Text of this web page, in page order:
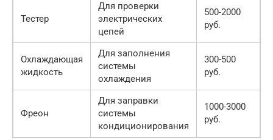
Тестер
Для проверки
электрических
цепей
500-2000
руб.
Охлаждающая
жидкость
Для заполнения
системы
охлаждения
300-500
руб.
Фреон
Для заправки
системы
кондиционирования
1000-3000
руб.